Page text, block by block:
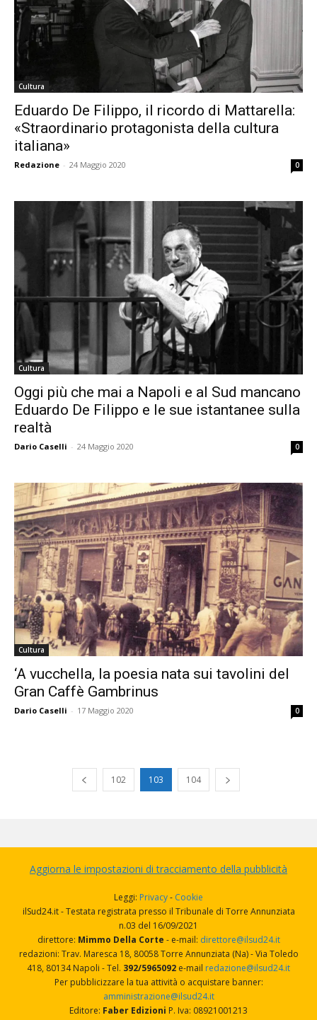
Cultura
Eduardo De Filippo, il ricordo di Mattarella:
«Straordinario protagonista della cultura
italiana»
Redazione - 24 Maggio 2020 0
Cultura
Oggi più che mai a Napoli e al Sud mancano
Eduardo De Filippo e le sue istantanee sulla
realtà
Dario Caselli - 24 Maggio 2020 0
Cultura
‘A vucchella, la poesia nata sui tavolini del
Gran Caffè Gambrinus
Dario Caselli - 17 Maggio 2020 0
102 103 104
Aggiorna le impostazioni di tracciamento della pubblicità
Leggi: Privacy- Cookie
ilSud24.it - Testata registrata presso il Tribunale di Torre Annunziata
n.03 del 16/09/2021
direttore: Mimmo Della Corte - e-mail: direttore@ilsud24.it
redazioni: Trav. Maresca 18, 80058 Torre Annunziata (Na) - Via Toledo
418, 80134 Napoli - Tel. 392/5965092 e-mail redazione@ilsud24.it
Per pubblicizzare la tua attività o acquistare banner:
amministrazione@ilsud24.it
Editore: Faber Edizioni P. Iva: 08921001213